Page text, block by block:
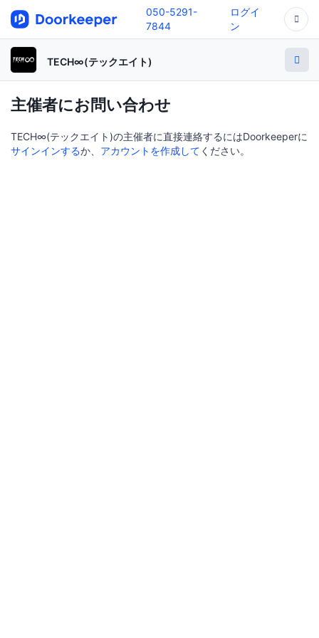
050-5291-
7844
ログイ
ン
TECH∞(テックエイト)
主催者にお問い合わせ
TECH∞(テックエイト)の主催者に直接連絡するにはDoorkeeperに
サインインするか、 アカウントを作成して ください。